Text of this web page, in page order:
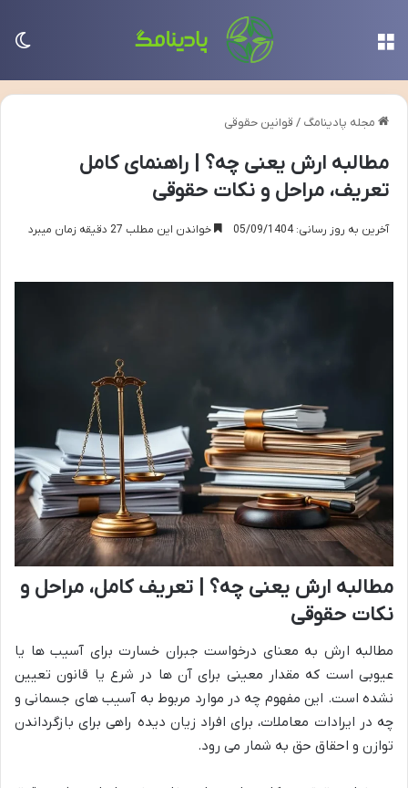
مجله پادینامگ / قوانین حقوقی
مطالبه ارش یعنی چه؟ | راهنمای کامل
تعریف، مراحل و نکات حقوقی
آخرین به روز رسانی: 05/09/1404 خواندن این مطلب 27 دقیقه زمان میبرد
مطالبه ارش یعنی چه؟ | تعریف کامل، مراحل و
نکات حقوقی
مطالبه ارش به معنای درخواست جبران خسارت برای آسیب ها یا
عیوبی است که مقدار معینی برای آن ها در شرع یا قانون تعیین
نشده است. این مفهوم چه در موارد مربوط به آسیب های جسمانی و
چه در ایرادات معاملات، برای افراد زیان دیده راهی برای بازگرداندن
توازن و احقاق حق به شمار می رود.